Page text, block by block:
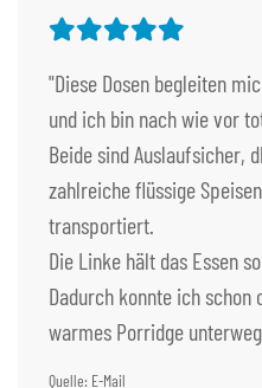
"Diese Dosen begleiten
und ich bin nach wie vor
Beide sind Auslaufsicher,
zahlreiche flüssige
transportiert.
Die Linke hält das Essen
Dadurch konnte ich
warmes Porridge
Quelle: E-Mail